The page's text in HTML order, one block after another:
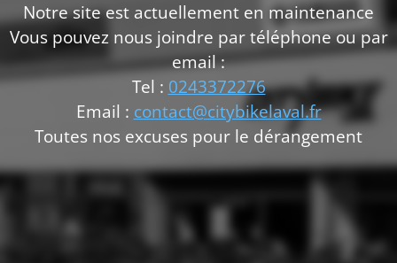
Notre site est actuellement en maintenance
Vous pouvez nous joindre par téléphone ou par
email :
Tel : 0243372276
Email : contact@citybikelaval.fr
Toutes nos excuses pour le dérangement